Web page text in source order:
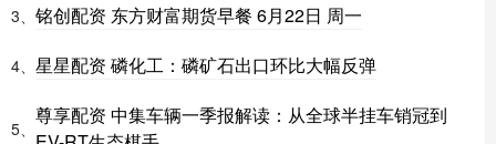
3、 铭创配资 东方财富期货早餐 6月22日 周一
4、 星星配资 磷化工：磷矿石出口环比大幅反弹
5、
尊享配资 中集车辆一季报解读：从全球半挂车销冠到